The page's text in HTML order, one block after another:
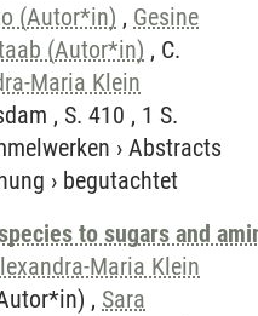
(Autor*in) , Gesine
(Autor*in) , C.
Maria Klein
, S. 410 , 1 S.
› Abstracts
› begutachtet
to sugars and
Maria Klein
, Sara